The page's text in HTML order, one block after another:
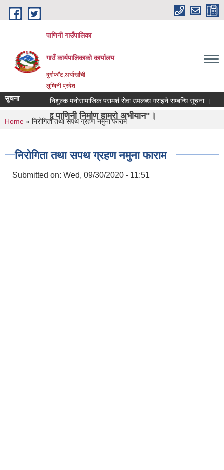
Skip to main content
पाणिनी गाउँपालिका
गाउँ कार्यपालिकाको कार्यालय
दुर्गाफाँट,अर्घाखाँची
लुम्बिनी प्रदेश
निर्माण हाम्रो अभीयान"।
सुचना निशुल्क मनोसामाजिक परामर्श सेवा उपलब्ध गराइने सम्बन्धि सूचना ।
You are here
Home » निरोगिता तथा सपथ ग्रहण नमुना फाराम
निरोगिता तथा सपथ ग्रहण नमुना फाराम
Submitted on: Wed, 09/30/2020 - 11:51